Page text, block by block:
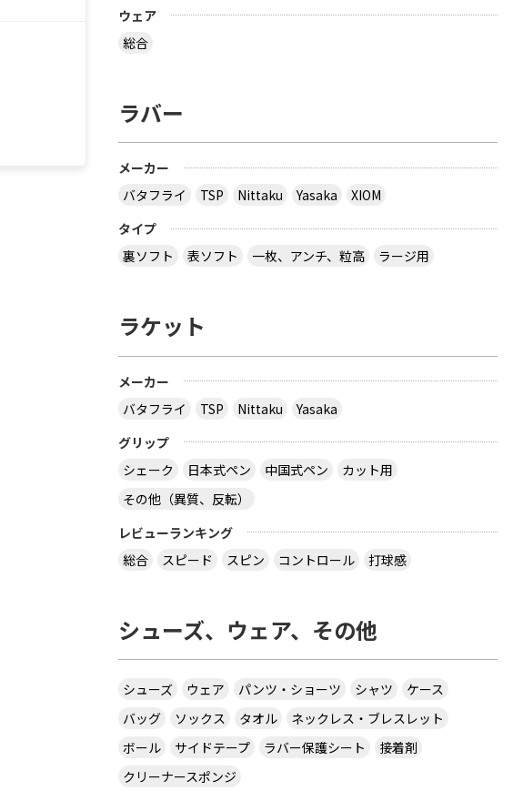
ウェア
総合
ラバー
メーカー
バタフライ
TSP Nittaku Yasaka
XIOM
タイプ
裏ソフト
表ソフト 一枚、アンチ、粒高 ラージ用
ラケット
メーカー
バタフライ
TSP Nittaku
Yasaka
グリップ
シェーク
日本式ペン 中国式ペン
カット用
その他（異質、反転）
レビューランキング
総合
スピード スピン コントロール 打球感
シューズ、ウェア、その他
シューズ ウェア パンツ・ショーツ シャツ
ケース
バッグ
ソックス タオル
ネックレス・ブレスレット
ボール
サイドテープ ラバー保護シート
接着剤
クリーナースポンジ